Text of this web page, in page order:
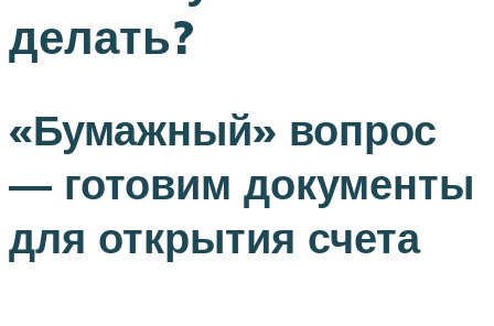
делать?
«Бумажный» вопрос
— готовим документы
для открытия счета